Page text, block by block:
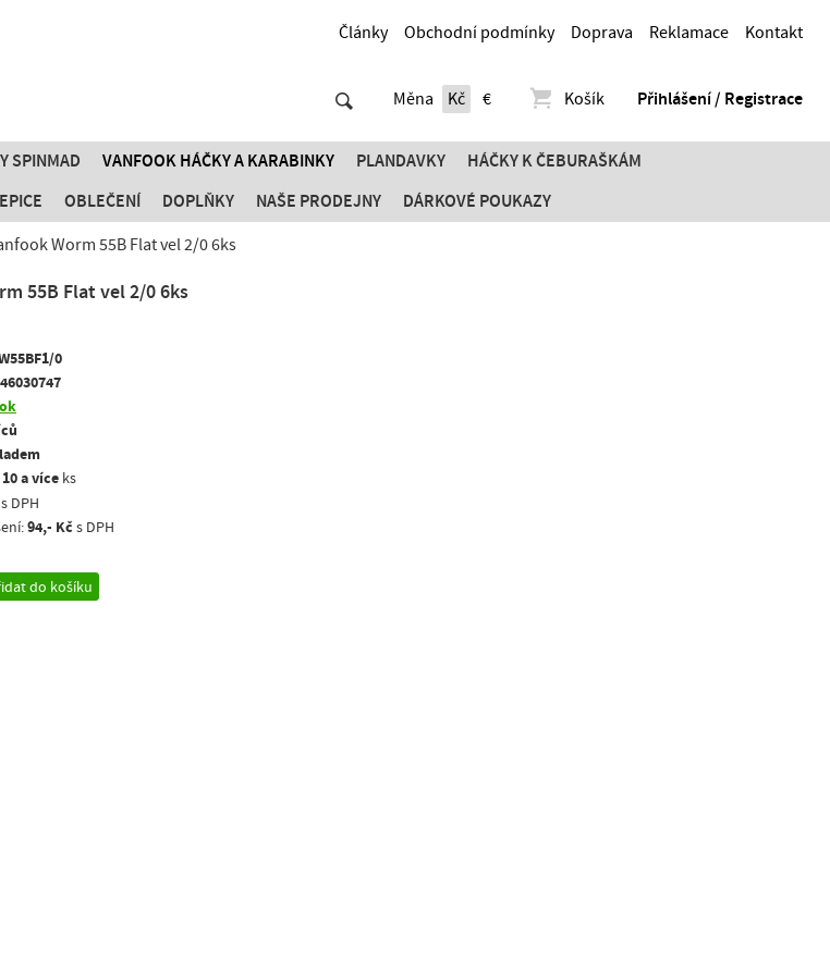
Články Obchodní podmínky Doprava Reklamace Kontakt
Měna Kč € Košík Přihlášení / Registrace
SPINMAD VANFOOK HÁČKY A KARABINKY PLANDAVKY HÁČKY K ČEBURAŠKÁM
OBLEČENÍ DOPLŇKY NAŠE PRODEJNY DÁRKOVÉ POUKAZY
Worm 55B Flat vel 2/0 6ks
55B Flat vel 2/0 6ks
0
10 a více ks
s DPH
94,- Kč s DPH
do košíku